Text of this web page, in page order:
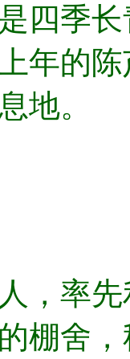
四季
年的
地。
，率
棚舍